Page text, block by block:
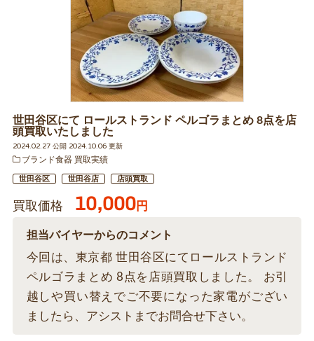
世田谷区にて ロールストランド ペルゴラまとめ 8点を店
頭買取いたしました
2024.02.27 公開 2024.10.06 更新
ブランド食器 買取実績
世田谷区 世田谷店 店頭買取
買取価格 10,000円
担当バイヤーからのコメント
今回は、東京都 世田谷区にてロールストランド
ペルゴラまとめ 8点を店頭買取しました。 お引
越しや買い替えでご不要になった家電がござい
ましたら、アシストまでお問合せ下さい。